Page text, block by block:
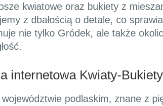
kwiatowe oraz bukiety z
z dbałością o detale, co
nie tylko Gródek, ale także
internetowa Kwiaty-
podlaskim, znane z